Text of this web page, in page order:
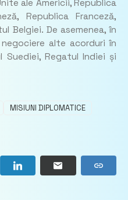
ale Americii, Republica
Republica Franceză,
Belgiei. De asemenea, în
alte acorduri în
Suediei, Regatul Indiei și
MISIUNI DIPLOMATICE